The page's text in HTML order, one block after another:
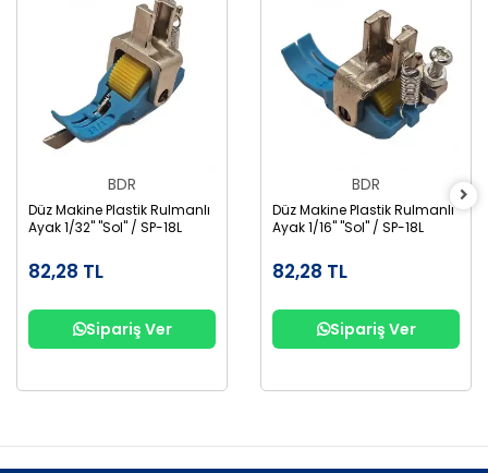
BDR
Düz Makine Plastik Rulmanlı
Ayak 1/32" "Sol" / SP-18L
82,28 TL
Sipariş Ver
BDR
Düz Makine Plastik Rulmanlı
Ayak 1/16" "Sol" / SP-18L
82,28 TL
Sipariş Ver